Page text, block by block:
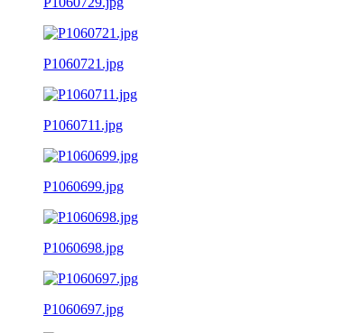
P1060721.jpg
P1060711.jpg
P1060699.jpg
P1060698.jpg
P1060697.jpg